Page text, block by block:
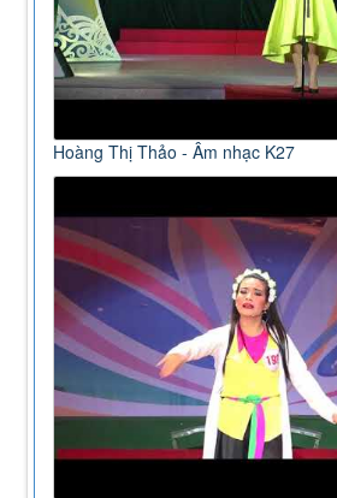
Hoàng Thị Thảo - Âm nhạc K27